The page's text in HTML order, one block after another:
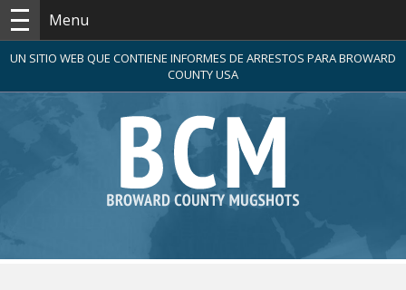
Menu
UN SITIO WEB QUE CONTIENE INFORMES DE ARRESTOS PARA BROWARD
COUNTY USA